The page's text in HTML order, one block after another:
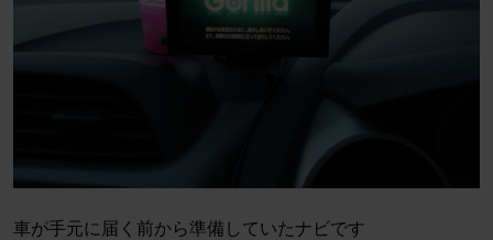
車が手元に届く前から準備していたナビです